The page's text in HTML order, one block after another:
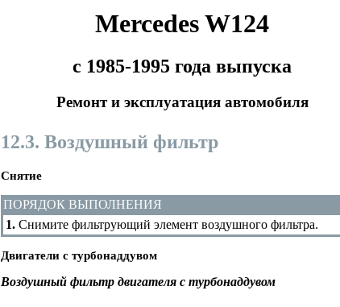
Mercedes W124
с 1985-1995 года выпуска
Ремонт и эксплуатация автомобиля
12.3. Воздушный фильтр
Снятие
ПОРЯДОК ВЫПОЛНЕНИЯ
1. Снимите фильтрующий элемент воздушного фильтра.
Двигатели с турбонаддувом
Воздушный фильтр двигателя с турбонаддувом